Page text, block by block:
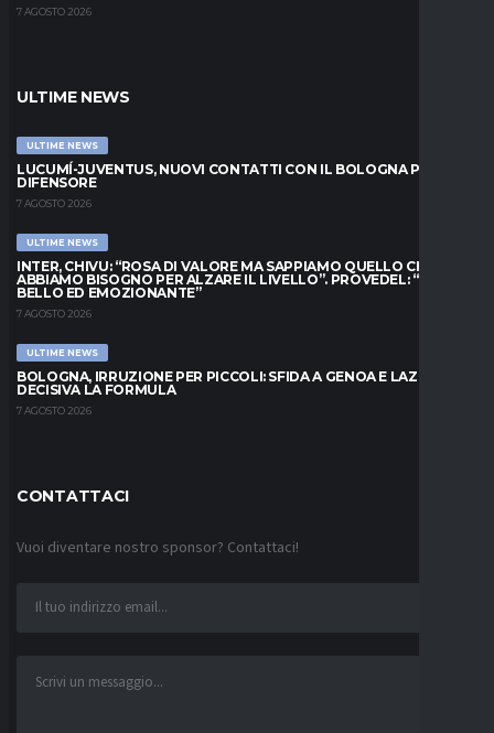
7 AGOSTO 2026
ULTIME NEWS
ULTIME NEWS
LUCUMÍ-JUVENTUS, NUOVI CONTATTI CON IL BOLOGNA PER IL
DIFENSORE
7 AGOSTO 2026
ULTIME NEWS
INTER, CHIVU: “ROSA DI VALORE MA SAPPIAMO QUELLO CHE
ABBIAMO BISOGNO PER ALZARE IL LIVELLO”. PROVEDEL: “MESE
BELLO ED EMOZIONANTE”
7 AGOSTO 2026
ULTIME NEWS
BOLOGNA, IRRUZIONE PER PICCOLI: SFIDA A GENOA E LAZIO,
DECISIVA LA FORMULA
7 AGOSTO 2026
CONTATTACI
Vuoi diventare nostro sponsor? Contattaci!